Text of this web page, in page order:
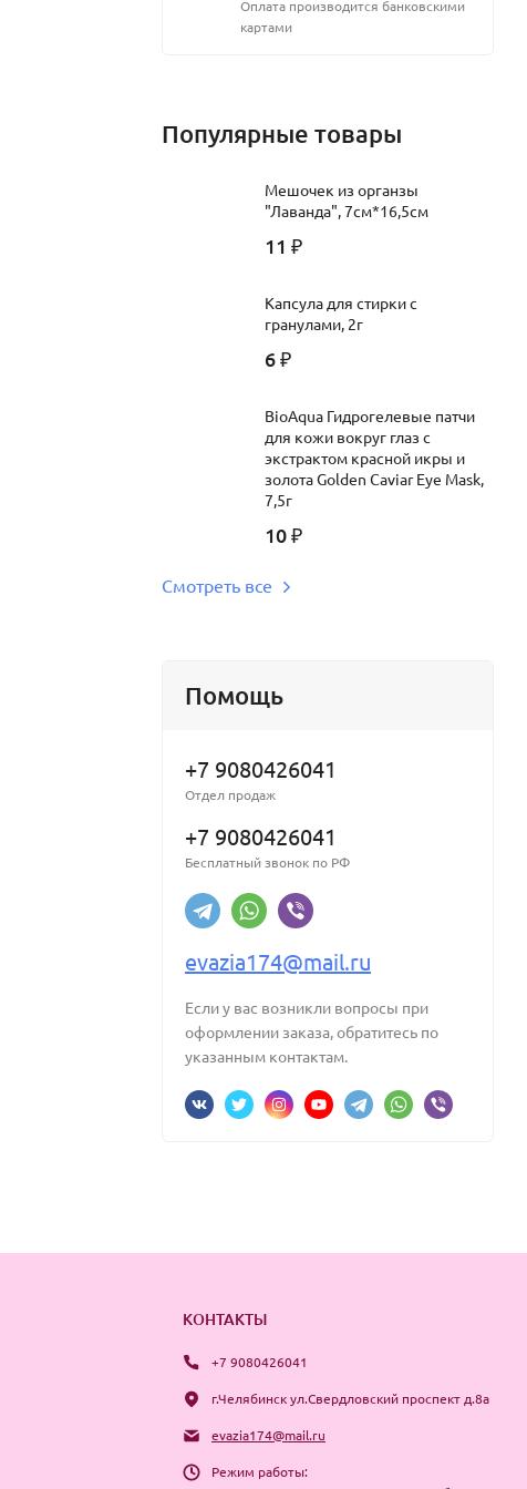
Оплата производится банковскими
картами
Популярные товары
Мешочек из органзы
"Лаванда", 7см*16,5см
11 ₽
Капсула для стирки с
гранулами, 2г
6 ₽
BioAqua Гидрогелевые патчи
для кожи вокруг глаз c
экстрактом красной икры и
золота Golden Caviar Eye Mask,
7,5г
10 ₽
Смотреть все
Помощь
+7 9080426041
Отдел продаж
+7 9080426041
Бесплатный звонок по РФ
evazia174@mail.ru
Если у вас возникли вопросы при
оформлении заказа, обратитесь по
указанным контактам.
КОНТАКТЫ
+7 9080426041
г.Челябинск ул.Свердловский проспект д.8а
evazia174@mail.ru
Режим работы: